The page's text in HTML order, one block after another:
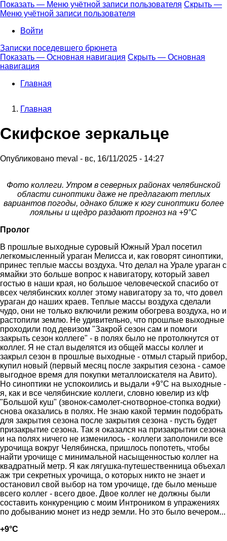
Перейти
к
содержанию
Меню
учётной
записи
пользователя
Показать — Меню учётной записи пользователя Скрыть —
Меню учётной записи пользователя
Войти
Записки поседевшего брюнета
Основная
навигация
Показать — Основная навигация Скрыть — Основная
навигация
Главная
навигации
Главная
Скифское зеркальце
Опубликовано meval - вс, 16/11/2025 - 14:27
Фото коллеги. Утром в северных районах челябинской
области синоптики даже не предлагают теплых
вариантов погоды, однако ближе к югу синоптики более
лояльны и щедро раздают прогноз на +9°С
Пролог
В прошлые выходные суровый Южный Урал посетил
легкомысленный ураган Мелисса и, как говорят синоптики,
принес теплые массы воздуха. Что делал на Урале ураган с
ямайки это больше вопрос к навигатору, который завел
гостью в наши края, но большое человеческой спасибо от
всех челябинских коллег этому навигатору за то, что довел
ураган до наших краев. Теплые массы воздуха сделали
чудо, они не только включили режим обогрева воздуха, но и
растопили землю. Не удивительно, что прошлые выходные
проходили под девизом "Закрой сезон сам и помоги
закрыть сезон коллеге" - в полях было не протолкнутся от
коллег. Я не стал выделятся из общей массы коллег и
закрыл сезон в прошлые выходные - отмыл старый прибор,
купил новый (первый месяц после закрытия сезона - самое
выгодное время для покупки металлоискателя на Авито).
Но синоптики не успокоились и выдали +9°С на выходные -
я, как и все челябинские коллеги, словно ювелир из к/ф
"Большой куш" (звонок-самолет-снотворное-стопка водки)
снова оказались в полях. Не знаю какой термин подобрать
для закрытия сезона после закрытия сезона - пусть будет
призакрытие сезона. Так я оказался на призакрытии сезона
и на полях ничего не изменилось - коллеги заполонили все
урочища вокруг Челябинска, пришлось попотеть, чтобы
найти урочище с минимальной насыщенностью коллег на
квадратный метр. Я как лягушка-путешественница объехал
аж три секретных урочища, о которых никто не знает и
остановил свой выбор на том урочище, где было меньше
всего коллег - всего двое. Двое коллег не должны были
составить конкуренцию с моим Интроником в упражениях
по добыванию монет из недр земли. Но это было вечером...
+9°С